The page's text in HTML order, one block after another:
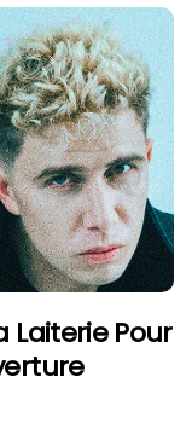
Laiterie Pour